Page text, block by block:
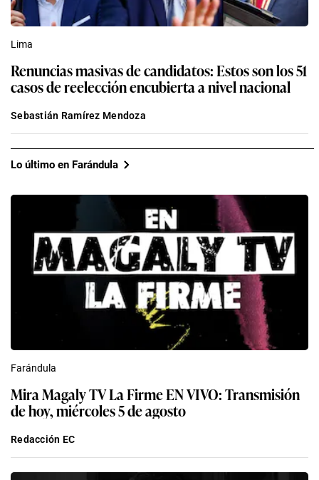
Lima
Renuncias masivas de candidatos: Estos son los 51
casos de reelección encubierta a nivel nacional
Sebastián Ramírez Mendoza
Lo último en Farándula
Farándula
Mira Magaly TV La Firme EN VIVO: Transmisión
de hoy, miércoles 5 de agosto
Redacción EC